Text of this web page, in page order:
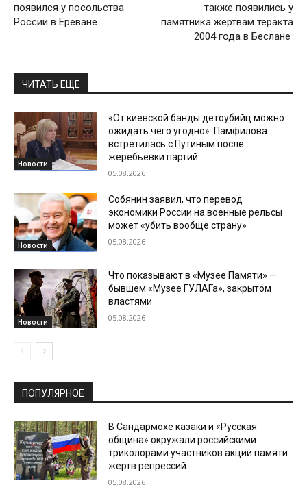
появился у посольства
России в Ереване
также появились у
памятника жертвам теракта
2004 года в Беслане
ЧИТАТЬ ЕЩЕ
Новости
«От киевской банды детоубийц можно
ожидать чего угодно». Памфилова
встретилась с Путиным после
жеребьевки партий
05.08.2026
Новости
Собянин заявил, что перевод
экономики России на военные рельсы
может «убить вообще страну»
05.08.2026
Новости
Что показывают в «Музее Памяти» —
бывшем «Музее ГУЛАГа», закрытом
властями
05.08.2026
ПОПУЛЯРНОЕ
В Сандармохе казаки и «Русская
община» окружали российскими
триколорами участников акции памяти
жертв репрессий
05.08.2026